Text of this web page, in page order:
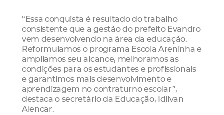
“Essa conquista é resultado do trabalho
consistente que a gestão do prefeito Evandro
vem desenvolvendo na área da educação.
Reformulamos o programa Escola Areninha e
ampliamos seu alcance, melhoramos as
condições para os estudantes e profissionais
e garantimos mais desenvolvimento e
aprendizagem no contraturno escolar”,
destaca o secretário da Educação, Idilvan
Alencar.